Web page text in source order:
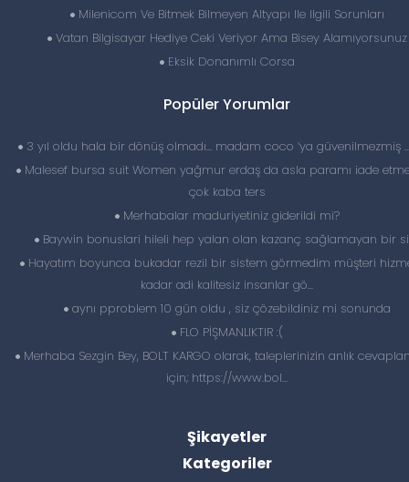
Milenicom Ve Bitmek Bilmeyen Altyapı Ile Ilgili Sorunları
Vatan Bilgisayar Hediye Ceki Veriyor Ama Bisey Alamıyorsunuz
Eksik Donanımlı Corsa
Popüler Yorumlar
3 yıl oldu hala bir dönüş olmadı… madam coco ‘ya güvenilmezmiş
Malesef bursa suit Women yağmur erdaş da asla paramı iade
çok kaba ters
Merhabalar maduriyetiniz giderildi mi?
Baywin bonuslari hileli hep yalan olan kazanç sağlamayan bir
Hayatım boyunca bukadar rezil bir sistem görmedim müşteri
kadar adi kalitesiz insanlar gö...
aynı pproblem 10 gün oldu , siz çözebildiniz mi sonunda
FLO PİŞMANLIKTIR :(
Merhaba Sezgin Bey, BOLT KARGO olarak, taleplerinizin anlık
için; https://www.bol...
Şikayetler
Kategoriler